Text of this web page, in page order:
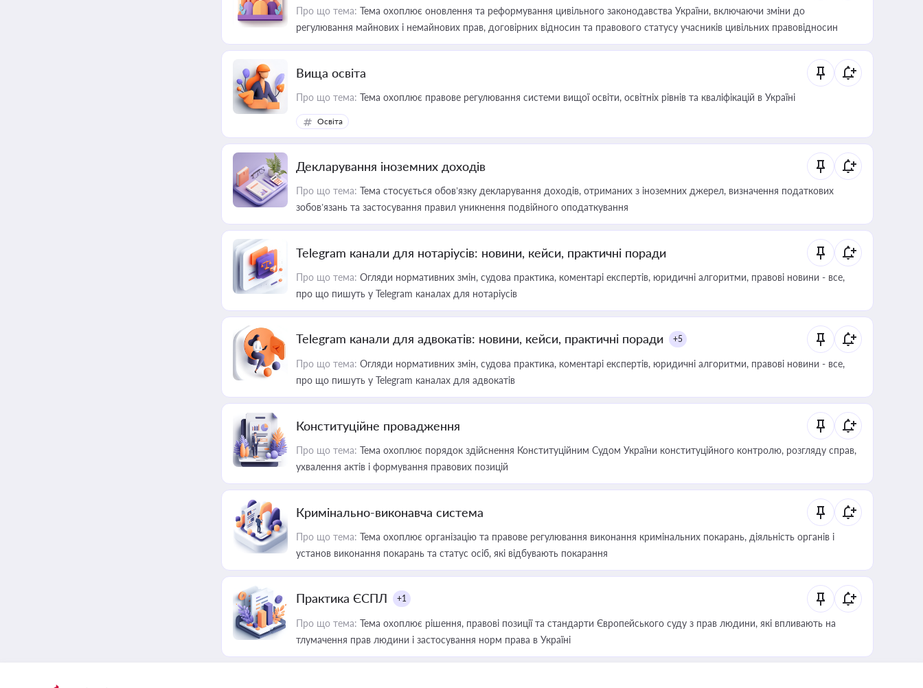
Про що тема: Тема охоплює оновлення та реформування цивільного законодавства України, включаючи зміни до
регулювання майнових і немайнових прав, договірних відносин та правового статусу учасників цивільних правовідносин
Вища освіта
Про що тема: Тема охоплює правове регулювання системи вищої освіти, освітніх рівнів та кваліфікацій в Україні
Освіта
Декларування іноземних доходів
Про що тема: Тема стосується обов’язку декларування доходів, отриманих з іноземних джерел, визначення податкових
зобов’язань та застосування правил уникнення подвійного оподаткування
Telegram канали для нотаріусів: новини, кейси, практичні поради
Про що тема: Огляди нормативних змін, судова практика, коментарі експертів, юридичні алгоритми, правові новини - все,
про що пишуть у Telegram каналах для нотаріусів
Telegram канали для адвокатів: новини, кейси, практичні поради +5
Про що тема: Огляди нормативних змін, судова практика, коментарі експертів, юридичні алгоритми, правові новини - все,
про що пишуть у Telegram каналах для адвокатів
Конституційне провадження
Про що тема: Тема охоплює порядок здійснення Конституційним Судом України конституційного контролю, розгляду справ,
ухвалення актів і формування правових позицій
Кримінально-виконавча система
Про що тема: Тема охоплює організацію та правове регулювання виконання кримінальних покарань, діяльність органів і
установ виконання покарань та статус осіб, які відбувають покарання
Практика ЄСПЛ +1
Про що тема: Тема охоплює рішення, правові позиції та стандарти Європейського суду з прав людини, які впливають на
тлумачення прав людини і застосування норм права в Україні